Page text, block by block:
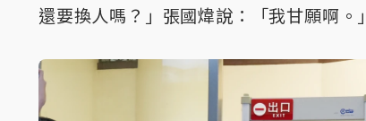
還要換人嗎？」張國煒說：「我甘願啊。」